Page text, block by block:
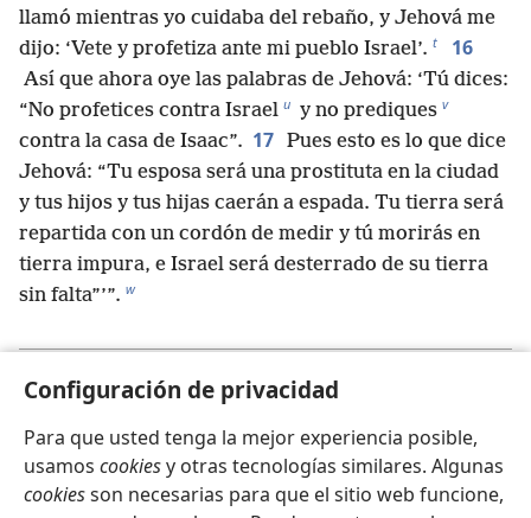
Configuración de privacidad
Para que usted tenga la mejor experiencia posible,
usamos cookiesy otras tecnologías similares. Algunas
cookiesson necesarias para que el sitio web funcione,
llamó mientras yo cuidaba del rebaño, y Jehová me
dijo: ‘Vete y profetiza ante mi pueblo Israel’. t 16
Así que ahora oye las palabras de Jehová: ‘Tú dices:
“No profetices contra Israel u y no prediques v
contra la casa de Isaac”. 17 Pues esto es lo que dice
Jehová: “Tu esposa será una prostituta en la ciudad
y tus hijos y tus hijas caerán a espada. Tu tierra será
repartida con un cordón de medir y tú morirás en
tierra impura, e Israel será desterrado de su tierra
sin falta”’”. w
Anterior
Copyrights para esta publicación